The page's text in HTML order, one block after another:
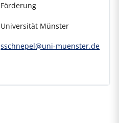
Förderung
Universität Münster
sschnepel@uni-muenster.de